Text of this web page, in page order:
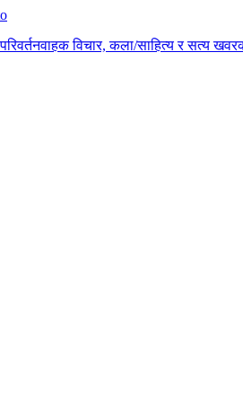
विचार, कला/साहित्य र सत्य